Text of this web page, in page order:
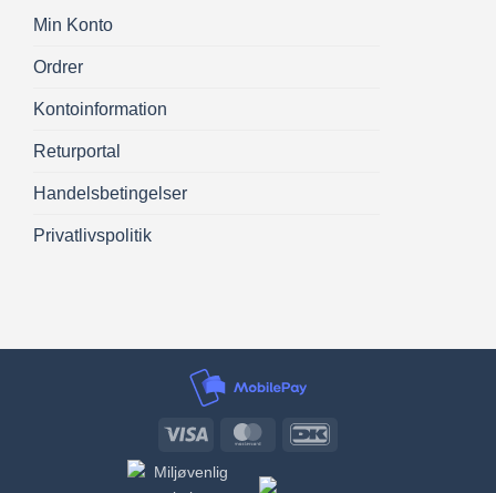
Min Konto
Ordrer
Kontoinformation
Returportal
Handelsbetingelser
Privatlivspolitik
Visa MasterCard